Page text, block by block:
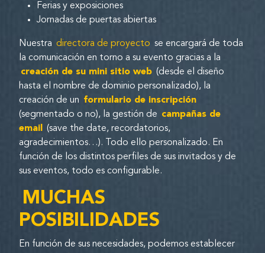
Ferias y exposiciones
Jornadas de puertas abiertas
Nuestra directora de proyecto se encargará de toda
la comunicación en torno a su evento gracias a la
creación de su mini sitio web (desde el diseño
hasta el nombre de dominio personalizado), la
creación de un formulario de inscripción
(segmentado o no), la gestión de campañas de
email
(save the date, recordatorios,
agradecimientos…). Todo ello personalizado. En
función de los distintos perfiles de sus invitados y de
sus eventos, todo es configurable.
MUCHAS
POSIBILIDADES
En función de sus necesidades, podemos establecer